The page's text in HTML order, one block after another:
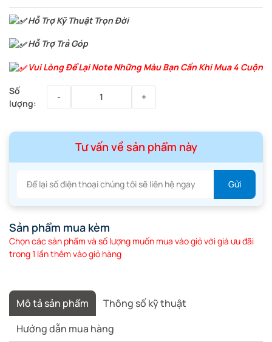
Hỗ Trợ Kỹ Thuật Trọn Đời
Hỗ Trợ Trả Góp
Vui Lòng Để Lại Note Những Màu Bạn Cần Khi Mua 4 Cuộn
Tư vấn về sản phẩm này
Sản phẩm mua kèm
Chọn các sản phẩm và số lượng muốn mua vào giỏ với giá ưu đãi
trong 1 lần thêm vào giỏ hàng
Mô tả sản phẩm
Thông số kỹ thuật
Hướng dẫn mua hàng